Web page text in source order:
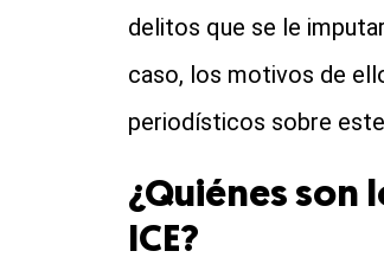
delitos que se le
caso, los motivos de
periodísticos sobre
¿Quiénes son
ICE?